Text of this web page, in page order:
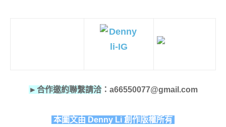
►合作邀約聯繫請洽：a66550077@gmail.com
本圖文由 Denny Li 創作版權所有